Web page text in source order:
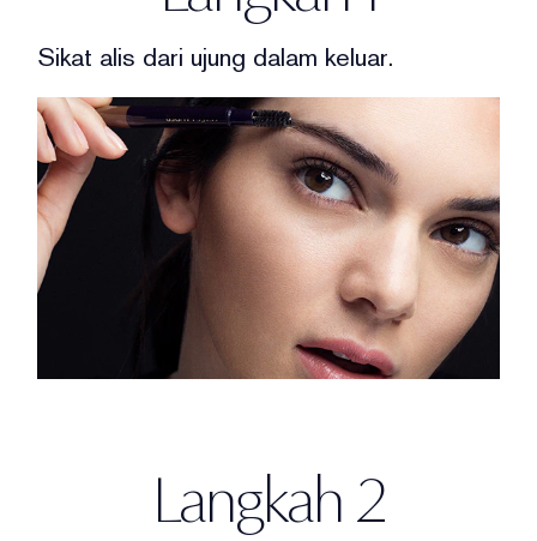
Sikat alis dari ujung dalam keluar.
Langkah 2